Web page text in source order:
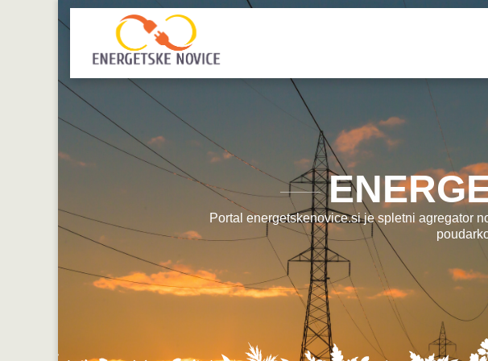
Portal energetskenovice.si je spletni agregator